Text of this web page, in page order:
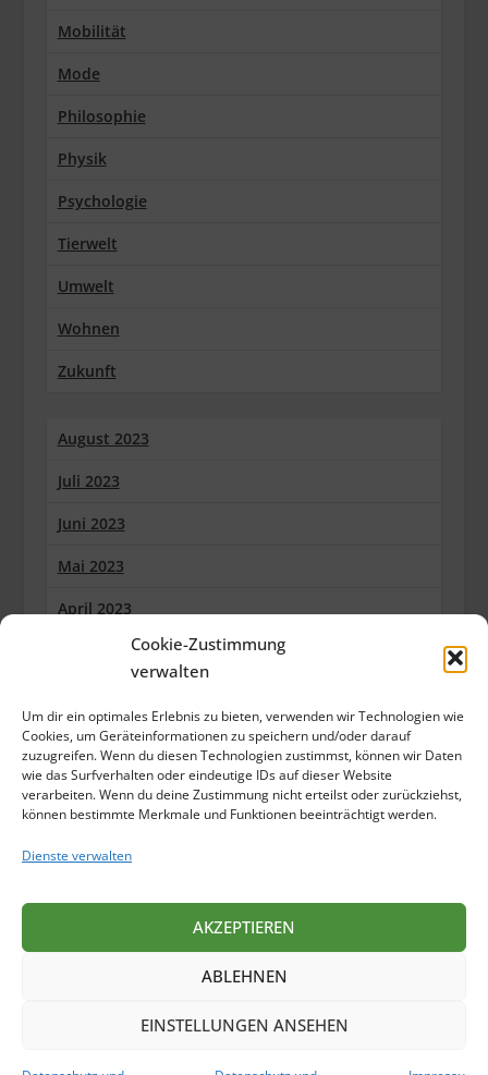
Cookie-Zustimmung
verwalten
Um dir ein optimales Erlebnis zu bieten, verwenden wir Technologien wie
Cookies, um Geräteinformationen zu speichern und/oder darauf
zuzugreifen. Wenn du diesen Technologien zustimmst, können wir Daten
wie das Surfverhalten oder eindeutige IDs auf dieser Website
verarbeiten. Wenn du deine Zustimmung nicht erteilst oder zurückziehst,
können bestimmte Merkmale und Funktionen beeinträchtigt werden.
Dienste verwalten
AKZEPTIEREN
ABLEHNEN
EINSTELLUNGEN ANSEHEN
Mobilität
Mode
Philosophie
Physik
Psychologie
Tierwelt
Umwelt
Wohnen
Zukunft
August 2023
Juli 2023
Juni 2023
Mai 2023
April 2023
März 2023
Januar 2023
Dezember 2022
Oktober 2022
September 2022
Juli 2022
Juni 2022